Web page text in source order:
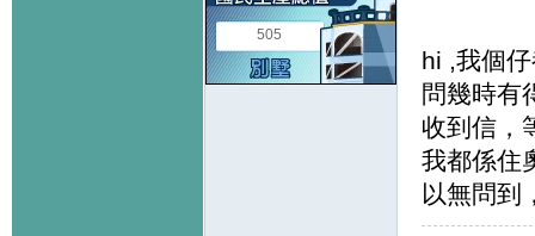
505
hi ,我個
問幾時有
收到信，
我都係住
以無問到